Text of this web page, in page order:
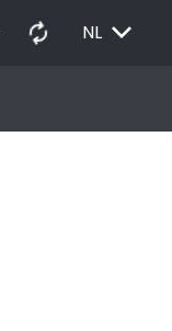
autorenew NL EXPAND_MORE